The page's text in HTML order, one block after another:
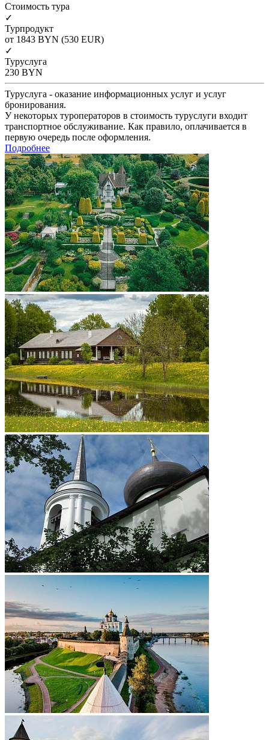
Cтоимость тура
✓
Турпродукт
от 1843 BYN (530 EUR)
✓
Туруслуга
230 BYN
Туруслуга - оказание информационных услуг и услуг
бронирования.
У некоторых туроператоров в стоимость туруслуги входит
транспортное обслуживание. Как правило, оплачивается в
первую очередь после оформления.
Подробнее